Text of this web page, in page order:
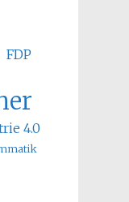
FDP
4.0